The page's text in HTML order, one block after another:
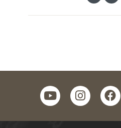
facebook
instagram
youtube